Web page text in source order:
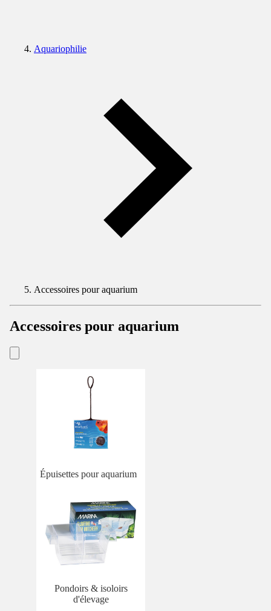
Aquariophilie
Accessoires pour aquarium
Accessoires pour aquarium
Épuisettes pour aquarium
Pondoirs & isoloirs
d'élevage